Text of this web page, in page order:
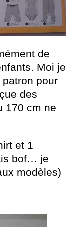
de
Moi je
pour
des
170 cm ne
et 1
bof… je
modèles)